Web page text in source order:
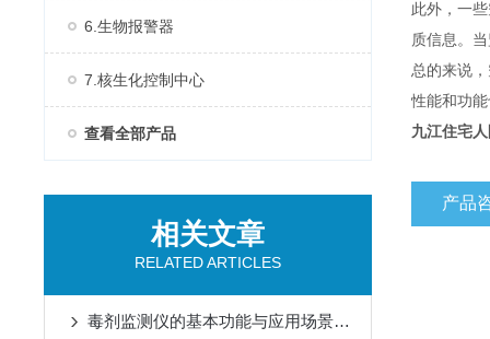
6.生物报警器
7.核生化控制中心
查看全部产品
相关文章
RELATED ARTICLES
毒剂监测仪的基本功能与应用场景说明
此外，一
质信息。
总的来说
性能和功
九江住宅
产品